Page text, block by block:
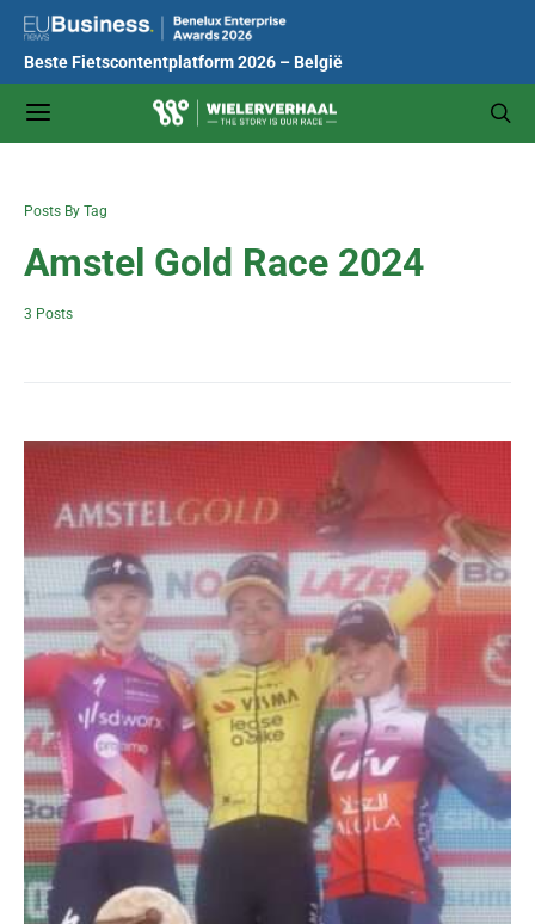
Beste Fietscontentplatform 2026 – België
Posts By Tag
Amstel Gold Race 2024
3 Posts